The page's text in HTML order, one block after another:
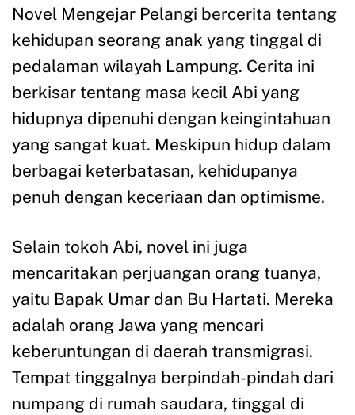
Novel Mengejar Pelangi bercerita tentang
kehidupan seorang anak yang tinggal di
pedalaman wilayah Lampung. Cerita ini
berkisar tentang masa kecil Abi yang
hidupnya dipenuhi dengan keingintahuan
yang sangat kuat. Meskipun hidup dalam
berbagai keterbatasan, kehidupanya
penuh dengan keceriaan dan optimisme.
Selain tokoh Abi, novel ini juga
mencaritakan perjuangan orang tuanya,
yaitu Bapak Umar dan Bu Hartati. Mereka
adalah orang Jawa yang mencari
keberuntungan di daerah transmigrasi.
Tempat tinggalnya berpindah-pindah dari
numpang di rumah saudara, tinggal di